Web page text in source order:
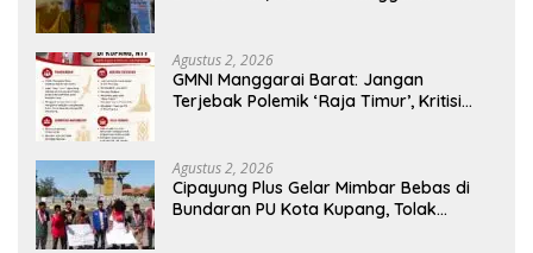
Agustus 2, 2026
GMNI Manggarai Barat: Jangan
Terjebak Polemik ‘Raja Timur’, Kritisi
Agustus 2, 2026
Cipayung Plus Gelar Mimbar Bebas di
Bundaran PU Kota Kupang, Tolak